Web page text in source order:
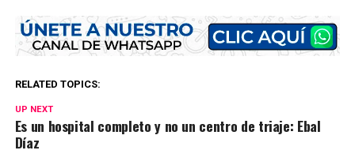
RELATED TOPICS:
UP NEXT
Es un hospital completo y no un centro de triaje: Ebal
Díaz